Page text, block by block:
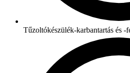
Tűzoltókészülék-karbantartás és -